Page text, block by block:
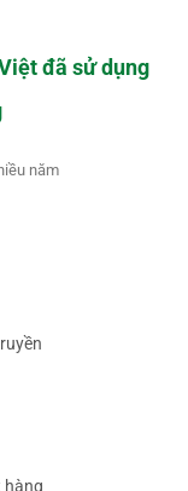
đã sử dụng
năm
hàng